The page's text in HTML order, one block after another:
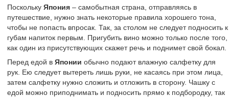
Поскольку Япония – самобытная страна, отправляясь в
путешествие, нужно знать некоторые правила хорошего тона,
чтобы не попасть впросак. Так, за столом не следует подносить к
губам напиток первым. Пригубить вино можно только после того,
как один из присутствующих скажет речь и поднимет свой бокал.
Перед едой в Японии обычно подают влажную салфетку для
рук. Ею следует вытереть лишь руки, не касаясь при этом лица,
затем салфетку нужно сложить и отложить в сторону. Чашку с
едой можно приподнимать и подносить прямо к подбородку, так